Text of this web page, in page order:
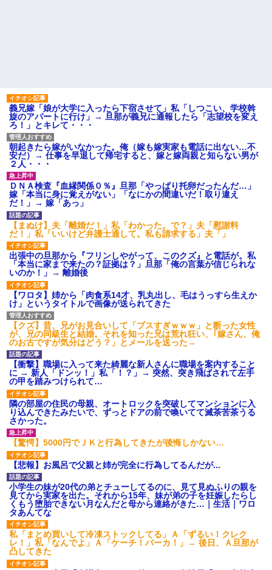
「いや、そんな事しなくていい
からｗ」→ある日、私の作った
ご...
もう先が長くないと20代で宣
告された友達A。「会いに来てほ
しい」と言うので彼女の好きな
もの沢山もっていったんだけ
ど、なんとBが手渡した物は…
ハードオフに売っていた4万
4000円のフィギュアがヤバすぎ
るｗｗｗｗｗｗ「こんな高い
の？ｗｗ」「逆に超安い」
私「ちょっと、人の家の金庫
触らないでよ！」キチママ『そ
こに金庫があったから、開けて
みようとしただけ☆』義兄「泥
は出てけ！二度と来るな！」結
果・・・
私「初めて飲む味だけどなん
のお茶？」彼「ちっ！」私「」
【GIF】JSのカンチョーワロ
後続車にクラクションを鳴ら
され彼氏が逆切れ。「何クラク
ション鳴らしてんだ！降りてこ
いよ！」と怒鳴りだし...
【衝撃】報酬100万円超の治験
募集がこちらｗｗｗｗｗ(※画像
あり)
【ネット騒然】惨殺されたタ
ワマン頂き女子のこの動画、す
げえええええｗｗｗｗｗｗｗｗ
ｗｗｗ
【愕然】白のクラウン俺氏、
高速道路左車線を制限速度で走
った結果wwwwwwwwwwww
百年の恋12-899 食べた量を
張り合ってくる
【悲報】佐藤輝明・・・２軍
でも盛大にやらかす←あまり悲
しませないでくれ
みたよ
義兄嫁「娘が大学に入ったら下宿させて」私「しつこい、学校斡
旋のアパートに行け」→ 旦那が義兄に通報したら「志望校を変え
ろ！」とキレて・・・
朝起きたら嫁がいなかった。俺（嫁も嫁実家も電話に出ない…不
安だ）→ 仕事を早退して帰宅すると、嫁と嫁両親と知らない男が
２人・・・
ＤＮＡ検査『血縁関係０％』旦那「やっぱり托卵だったんだ…」
嫁「本当に身に覚えがない」「なにかの間違いだ！取り違え
だ！」→ 嫁「あっ」
【まぬけ】夫「離婚だ！」私「わかった。で？」夫「慰謝料
だ！」私「いいけど弁護士通して。私も請求する」夫「」
出張中の旦那から『フリンしやがって、このクズ』と電話が。私
「本当に家まで来たの？証拠は？」旦那「俺の言葉が信じられな
いのか！」→ 離婚後
【ワロタ】姉から「肉食系14才、乳丸出し、毛はうっすら生えか
け」というタイトルで画像が送られてきた
【クズ】昔、兄がお見合いして「ブスすぎｗｗｗ」と断った女性
が、兄の同級生と結婚。それを知った兄は荒れ狂い、｢嫁さん、俺
のお古ですが気分はどう？」とメールを送った→
【衝撃】職場に入って来た綺麗な新人さんに職場を案内すること
に → 新人「ドンッ！」私「！？」→ 突然、突き飛ばされて左手
の甲を踏みつけられて…
隣の部屋の住民の母親、オートロックを突破してマンションに入
り込んできたみたいで、ずっとドアの前で喚いてて滅茶苦茶うる
さかった。
【驚愕】5000円でＪＫと行為してきたが後悔しかない…
【悲報】お風呂で父親と姉が完全に行為してるんだが...
小学生の妹が20代の弟とチューしてるのに、見て見ぬふりの親を
見てから実家を出た。それから15年、妹が弟の子を妊娠したらし
くもう堕胎できない月なんだと母から連絡がきた…｜生活｜ワロ
タあんてな
私「まとめ買いして冷凍ストックしてる」Ａ「ずるい！クレク
レ！」私「なんでよ」Ａ「ケーチ！バーカ！」→ 後日、Ａ旦那が
凸してきた